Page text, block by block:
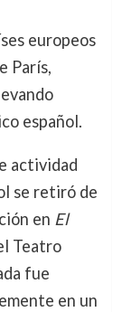
europeos
París,
español.
actividad
se retiró de
en El
Teatro
fue
en un